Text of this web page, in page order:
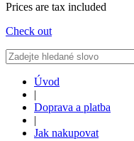
Prices are tax included
Check out
Úvod
|
Doprava a platba
|
Jak nakupovat